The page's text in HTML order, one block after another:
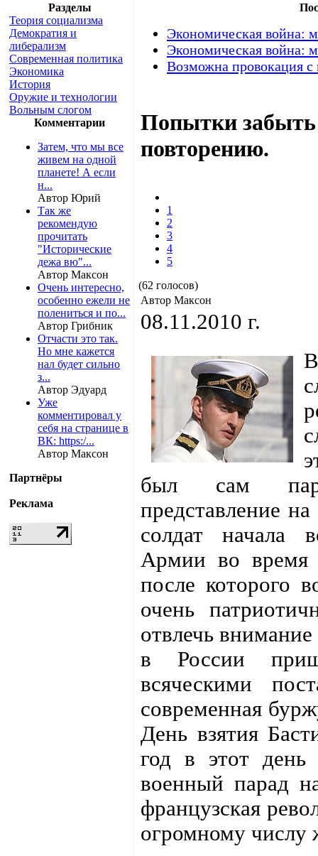
Разделы
Теория социализма
Демократия и
либерализм
Современная политика
Экономика
История
Оружие и технологии
Вольным слогом
Комментарии
Затем, что мы все
живем на одной
планете! А если
н...
Автор Юрий
Так же
рекомендую
прочитать
"Исторические
дежа вю"...
Автор Максон
Очень интересно,
особенно ежели не
полениться и по...
Автор Грибник
Отчасти это так.
Но мне кажется
нал будет сильно
з...
Автор Эдуард
Уже
комментировал у
себя на странице в
ВК: https:/...
Автор Максон
Партнёры
Реклама
Экономическая война:
Экономическая война:
Возможна провокация
Попытки
повторению.
1
2
3
4
5
(62 голосов)
Автор Максон
08.11.2010 г.
был сам
представление
солдат начала
Армии во время
после которого
очень
отвлечь
в России
всяческими
современная
День взятия
год в этот день
военный парад
французская
огромному числу